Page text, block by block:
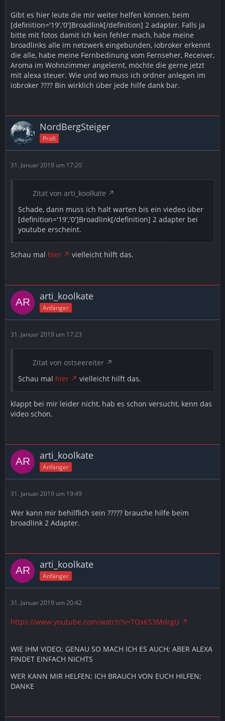
Gibt es hier leute die mir weiter helfen können, beim
[definition='19','0']Broadlink[/definition] 2 adapter. Falls ja
bitte mit fotos damit ich kein fehler mach, habe meine
broadlinks alle im netzwerk eingebunden, iobroker erkennt
die alle, habe meine Fernbedinung vom Fernseher, Receiver,
Aroma im Wohnzimmer angelernt, möchte die gerne jetzt
mit alexa steuer. Wie und wo muss ich ordner anlegen im
iobroker ???? Bin wirklich über jede hilfe dank bar.
NordBergSteiger
Profi
31. Januar 2019 um 17:20
Zitat von arti_koolkate
Schade, dann muss ich halt warten bis ein viedeo über
[definition='19','0']Broadlink[/definition] 2 adapter bei
youtube erscheint.
Schau mal hier vielleicht hilft das.
arti_koolkate
Anfänger
31. Januar 2019 um 17:23
Zitat von ostseereiter
Schau mal hier vielleicht hilft das.
klappt bei mir leider nicht, hab es schon versucht, kenn das
video schon.
arti_koolkate
Anfänger
31. Januar 2019 um 19:49
Wer kann mir behilflich sein ????? brauche hilfe beim
broadlink 2 Adapter.
arti_koolkate
Anfänger
31. Januar 2019 um 20:42
https://www.youtube.com/watch?v=TOxKS3MdrgU
WIE IHM VIDEO; GENAU SO MACH ICH ES AUCH; ABER ALEXA
FINDET EINFACH NICHTS
WER KANN MIR HELFEN; ICH BRAUCH VON EUCH HILFEN;
DANKE